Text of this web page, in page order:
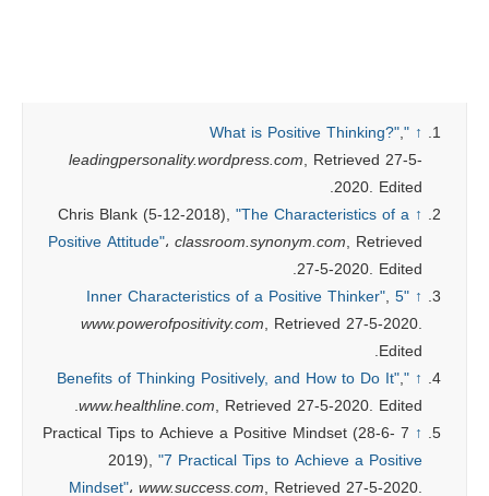
↑
"What is Positive Thinking?"
,
leadingpersonality.wordpress.com, Retrieved 27-5-
2020. Edited.
↑
Chris Blank (5-12-2018), "The Characteristics of a
Positive Attitude"، classroom.synonym.com, Retrieved
27-5-2020. Edited.
↑
"5 Inner Characteristics of a Positive Thinker"
,
www.powerofpositivity.com, Retrieved 27-5-2020.
Edited.
↑
"Benefits of Thinking Positively, and How to Do It"
,
www.healthline.com, Retrieved 27-5-2020. Edited.
↑
7 Practical Tips to Achieve a Positive Mindset (28-6-
2019), "7 Practical Tips to Achieve a Positive
Mindset"، www.success.com, Retrieved 27-5-2020.